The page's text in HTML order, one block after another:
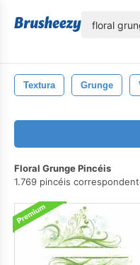
Textura Grunge
Floral Grunge Pincéis
1.769 pincéis